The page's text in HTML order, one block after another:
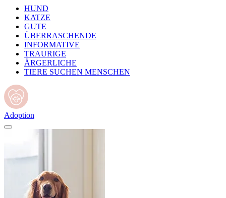
HUND
KATZE
GUTE
ÜBERRASCHENDE
INFORMATIVE
TRAURIGE
ÄRGERLICHE
TIERE SUCHEN MENSCHEN
Adoption